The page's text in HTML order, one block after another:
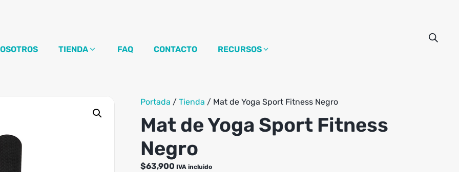
TIENDA FAQ CONTACTO RECURSOS
Portada / Tienda / Mat de Yoga Sport Fitness Negro
Mat de Yoga Sport Fitness
Negro
$63,900 IVA incluido